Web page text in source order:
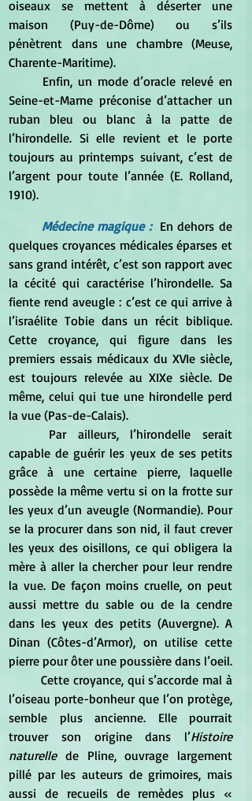
oiseaux se mettent à déserter une
maison (Puy-de-Dôme) ou s’ils
pénètrent dans une chambre (Meuse,
Charente-Maritime).
Seine-et-Marne préconise d’attacher un
ruban bleu ou blanc à la patte de
l’hirondelle. Si elle revient et le porte
toujours au printemps suivant, c’est de
l’argent pour toute l’année (E. Rolland,
1910).
Médecine magique : En dehors de
quelques croyances médicales éparses et
sans grand intérêt, c’est son rapport avec
la cécité qui caractérise l’hirondelle. Sa
fiente rend aveugle : c’est ce qui arrive à
l’israélite Tobie dans un récit biblique.
Cette croyance, qui figure dans les
premiers essais médicaux du XVIe siècle,
est toujours relevée au XIXe siècle. De
même, celui qui tue une hirondelle perd
la vue (Pas-de-Calais).
capable de guérir les yeux de ses petits
grâce à une certaine pierre, laquelle
possède la même vertu si on la frotte sur
les yeux d’un aveugle (Normandie). Pour
se la procurer dans son nid, il faut crever
les yeux des oisillons, ce qui obligera la
mère à aller la chercher pour leur rendre
la vue. De façon moins cruelle, on peut
aussi mettre du sable ou de la cendre
dans les yeux des petits (Auvergne). A
Dinan (Côtes-d’Armor), on utilise cette
pierre pour ôter une poussière dans l’oeil.
l’oiseau porte-bonheur que l’on protège,
semble plus ancienne. Elle pourrait
trouver son origine dans l’Histoire
naturelle de Pline, ouvrage largement
pillé par les auteurs de grimoires, mais
aussi de recueils de remèdes plus «